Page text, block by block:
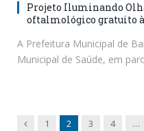
Projeto Iluminando
oftalmológico gratuito à
A Prefeitura Municipal de
Municipal de Saúde, em
Previous
1 2 3 4 …